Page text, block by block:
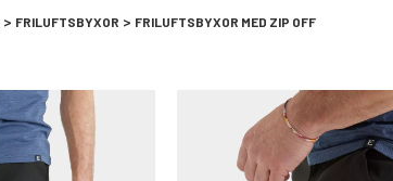
> FRILUFTSBYXOR > FRILUFTSBYXOR MED ZIP OFF